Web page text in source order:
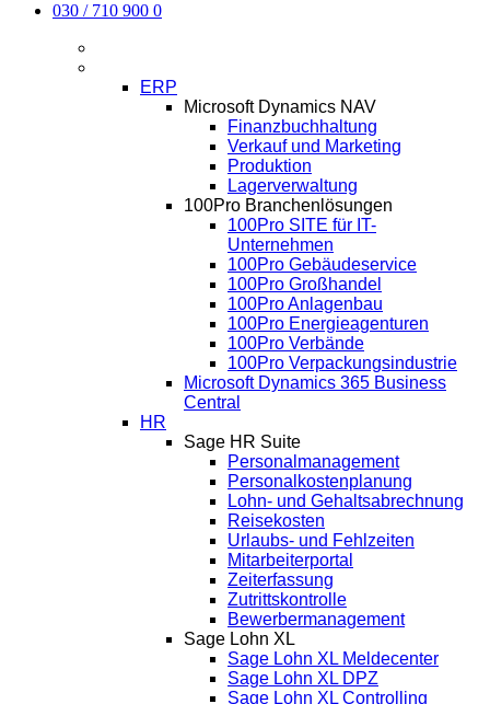
030 / 710 900 0
ERP
Microsoft Dynamics NAV
Finanzbuchhaltung
Verkauf und Marketing
Produktion
Lagerverwaltung
100Pro Branchenlösungen
100Pro SITE für IT-
Unternehmen
100Pro Gebäudeservice
100Pro Großhandel
100Pro Anlagenbau
100Pro Energieagenturen
100Pro Verbände
100Pro Verpackungsindustrie
Microsoft Dynamics 365 Business
Central
HR
Sage HR Suite
Personalmanagement
Personalkostenplanung
Lohn- und Gehaltsabrechnung
Reisekosten
Urlaubs- und Fehlzeiten
Mitarbeiterportal
Zeiterfassung
Zutrittskontrolle
Bewerbermanagement
Sage Lohn XL
Sage Lohn XL Meldecenter
Sage Lohn XL DPZ
Sage Lohn XL Controlling